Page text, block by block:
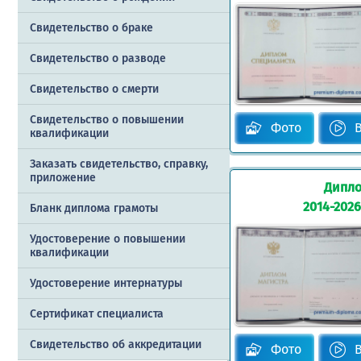
Свидетельство о браке
Свидетельство о разводе
Свидетельство о смерти
Свидетельство о повышении
квалификации
Заказать cвидетельство, справку,
приложение
Бланк диплома грамоты
Удостоверение о повышении
квалификации
Удостоверение интернатуры
Сертификат специалиста
Свидетельство об аккредитации
Фото
2014-
Фото